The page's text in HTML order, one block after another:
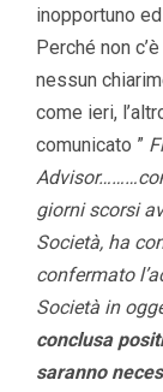
inopportuno
Perché non
nessun
come ieri,
comunicato ”
giorni scorsi
Società, ha
confermato
Società in
conclusa
saranno